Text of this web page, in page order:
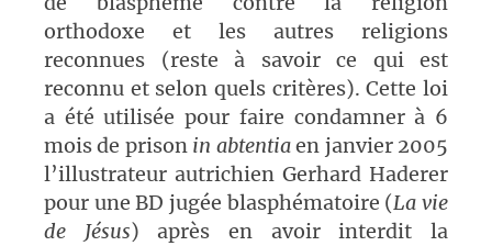
orthodoxe et les autres religions
reconnues (reste à savoir ce qui est
reconnu et selon quels critères). Cette loi
a été utilisée pour faire condamner à 6
mois de prison in abtentiaen janvier 2005
l’illustrateur autrichien Gerhard Haderer
pour une BD jugée blasphématoire (La vie
de Jésus) après en avoir interdit la